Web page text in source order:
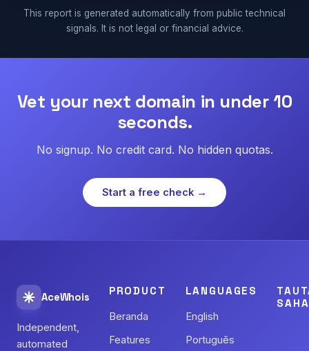
This report is generated automatically from public technical
signals. It is not legal or financial advice.
Vet your next domain in under 10
seconds.
No signup. No credit card. No hidden quotas.
Start a free check →
AceWhois
Independent,
automated
PRODUCT
Beranda
Features
LANGUAGES
English
Português